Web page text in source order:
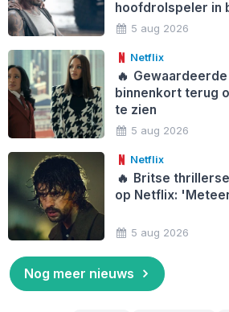
hoofdrolspeler in
5 aug 2026
Netflix
🔥
binnenkort terug
te zien
5 aug 2026
Netflix
🔥 Britse
op Netflix:
5 aug 2026
Nog meer nieuws